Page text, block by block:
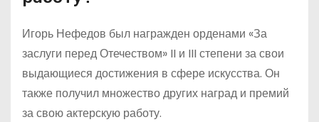
Игорь Нефедов был награжден орденами «За
заслуги перед Отечеством» II и III степени за свои
выдающиеся достижения в сфере искусства. Он
также получил множество других наград и премий
за свою актерскую работу.